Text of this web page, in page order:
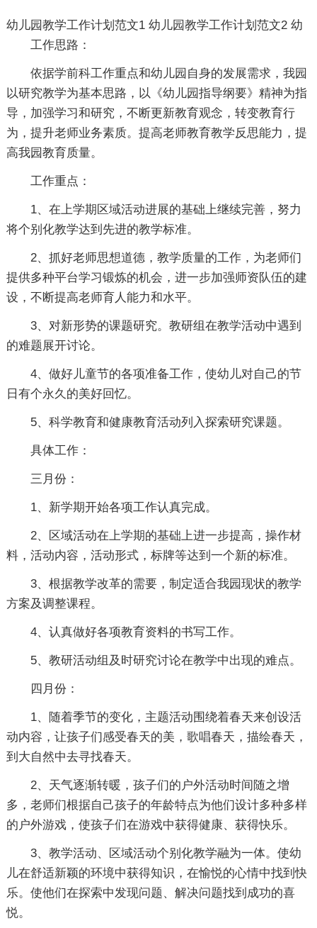
幼儿园教学工作计划范文1
工作思路：
依据学前科工作重点和幼儿园自身的发展需求，我园
以研究教学为基本思路，以《幼儿园指导纲要》精神为指
导，加强学习和研究，不断更新教育观念，转变教育行
为，提升老师业务素质。提高老师教育教学反思能力，提
高我园教育质量。
工作重点：
1、在上学期区域活动进展的基础上继续完善，努力
将个别化教学达到先进的教学标准。
2、抓好老师思想道德，教学质量的工作，为老师们
提供多种平台学习锻炼的机会，进一步加强师资队伍的建
设，不断提高老师育人能力和水平。
3、对新形势的课题研究。教研组在教学活动中遇到
的难题展开讨论。
4、做好儿童节的各项准备工作，使幼儿对自己的节
日有个永久的美好回忆。
5、科学教育和健康教育活动列入探索研究课题。
具体工作：
三月份：
1、新学期开始各项工作认真完成。
2、区域活动在上学期的基础上进一步提高，操作材
料，活动内容，活动形式，标牌等达到一个新的标准。
3、根据教学改革的需要，制定适合我园现状的教学
方案及调整课程。
4、认真做好各项教育资料的书写工作。
5、教研活动组及时研究讨论在教学中出现的难点。
四月份：
1、随着季节的变化，主题活动围绕着春天来创设活
动内容，让孩子们感受春天的美，歌唱春天，描绘春天，
到大自然中去寻找春天。
2、天气逐渐转暖，孩子们的户外活动时间随之增
多，老师们根据自己孩子的年龄特点为他们设计多种多样
的户外游戏，使孩子们在游戏中获得健康、获得快乐。
3、教学活动、区域活动个别化教学融为一体。使幼
儿在舒适新颖的环境中获得知识，在愉悦的心情中找到快
乐。使他们在探索中发现问题、解决问题找到成功的喜
悦。
幼儿园教学工作计划范文2 幼